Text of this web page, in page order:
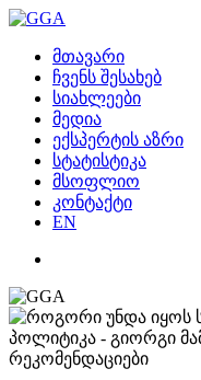
მთავარი
ჩვენს შესახებ
სიახლეები
მედია
ექსპერტის აზრი
სტატისტიკა
მსოფლიო
კონტაქტი
EN